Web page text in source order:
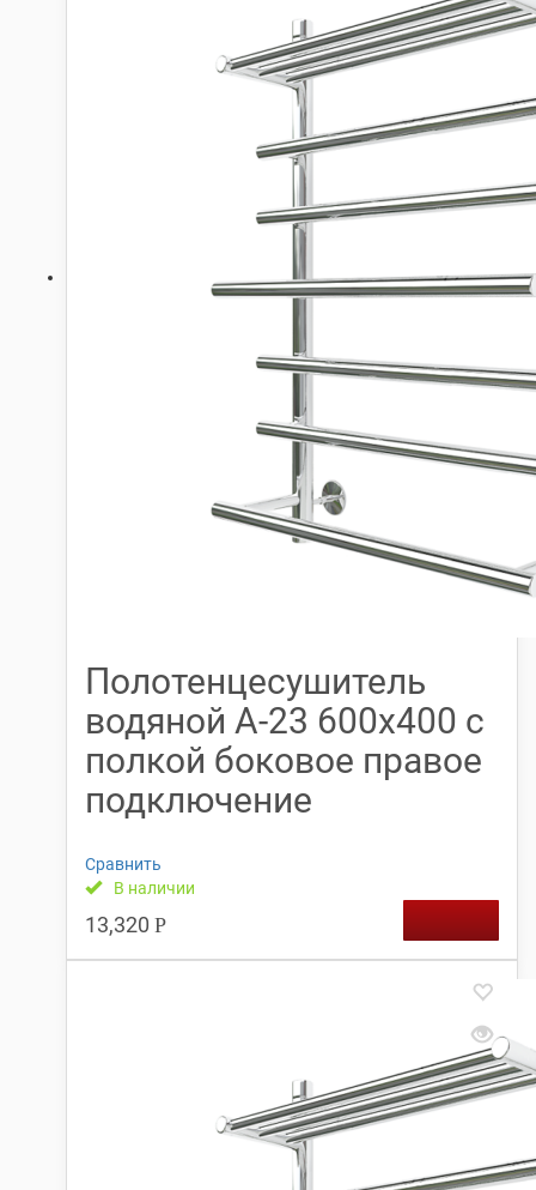
Полотенцесушитель
водяной А-23 600х400 с
полкой боковое правое
подключение
Сравнить
В наличии
13,320 Р